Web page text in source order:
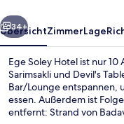
Weiter
34+
ÜbersichtZimmerLage
Ege Soley Hotel ist nur
Sarimsakli und Devil's
Bar/Lounge entspannen,
essen. Außerdem ist
entfernt: Strand von